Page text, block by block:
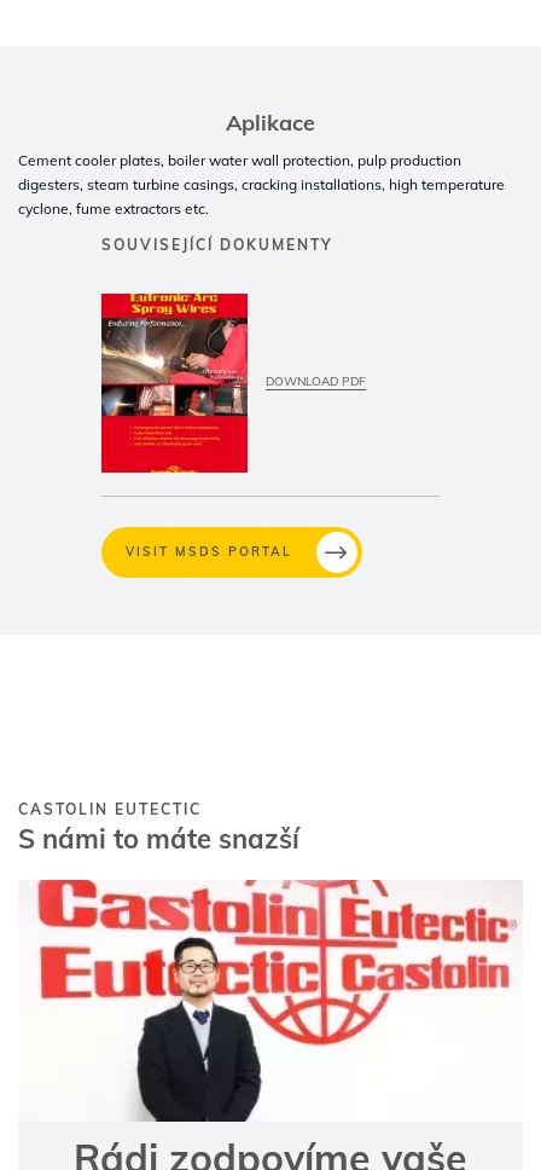
Aplikace
Cement cooler plates, boiler water wall protection, pulp production
digesters, steam turbine casings, cracking installations, high temperature
cyclone, fume extractors etc.
SOUVISEJÍCÍ DOKUMENTY
DOWNLOAD PDF
VISIT MSDS PORTAL
CASTOLIN EUTECTIC
S námi to máte snazší
Rádi zodpovíme vaše